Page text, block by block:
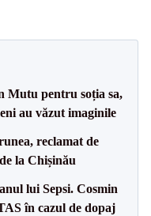
Mutu pentru soția sa,
au văzut imaginile
reclamat de
la Chișinău
lui Sepsi. Cosmin
în cazul de dopaj